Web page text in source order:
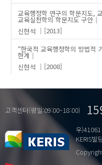
교육행정학 연구의 학문지도,
교육실천학의 학문지도 구안
신현석
[2013]
“한국적 교육행정학의 방법적
한계
신현석
[2008]
고객센터(평일:09:00~18:00)
우
KERIS빌